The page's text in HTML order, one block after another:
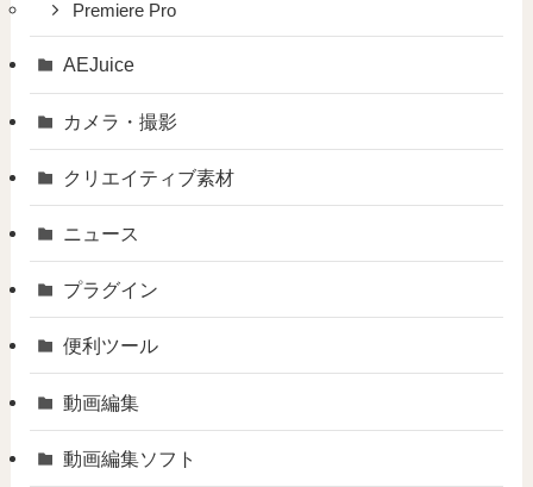
Premiere Pro
AEJuice
カメラ・撮影
クリエイティブ素材
ニュース
プラグイン
便利ツール
動画編集
動画編集ソフト